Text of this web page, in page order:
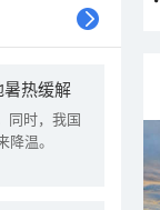
暑热缓解
同时，我国
温。